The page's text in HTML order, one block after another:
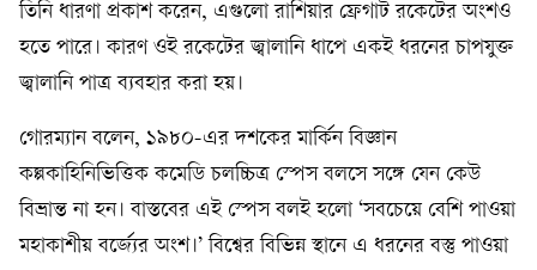
তিনি ধারণা প্রকাশ করেন, এগুলো রাশিয়ার ফ্রেগাট রকেটের অংশও
হতে পারে। কারণ ওই রকেটের জ্বালানি ধাপে একই ধরনের চাপযুক্ত
জ্বালানি পাত্র ব্যবহার করা হয়।
গোরম্যান বলেন, ১৯৮০-এর দশকের মার্কিন বিজ্ঞান
কল্পকাহিনিভিত্তিক কমেডি চলচ্চিত্র স্পেস বলসে সঙ্গে যেন কেউ
বিভ্রান্ত না হন। বাস্তবের এই স্পেস বলই হলো ‘সবচেয়ে বেশি পাওয়া
মহাকাশীয় বর্জ্যের অংশ।’ বিশ্বের বিভিন্ন স্থানে এ ধরনের বস্তু পাওয়া